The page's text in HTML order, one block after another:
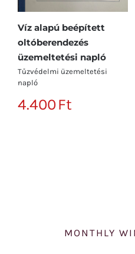
Víz alapú beépített
oltóberendezés
üzemeltetési napló
Tűzvédelmi üzemeltetési
napló
4.400Ft
MONTHLY